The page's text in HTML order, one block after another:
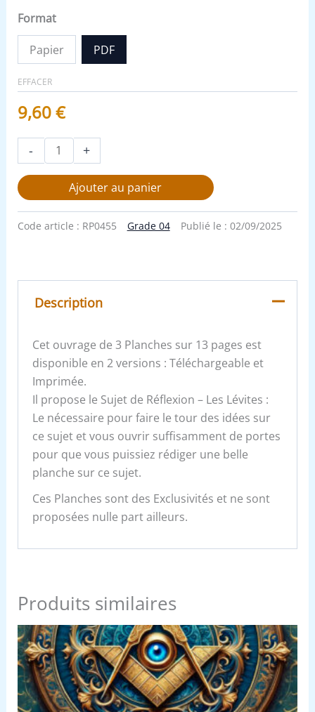
Format
Papier PDF
EFFACER
9,60€
- +
Ajouter au panier
Code article : RP0455 Grade 04 Publié le : 02/09/2025
Description
Cet ouvrage de 3 Planches sur 13 pages est
disponible en 2 versions : Téléchargeable et
Imprimée.
Il propose le Sujet de Réflexion – Les Lévites :
Le nécessaire pour faire le tour des idées sur
ce sujet et vous ouvrir suffisamment de portes
pour que vous puissiez rédiger une belle
planche sur ce sujet.
Ces Planches sont des Exclusivités et ne sont
proposées nulle part ailleurs.
Produits similaires